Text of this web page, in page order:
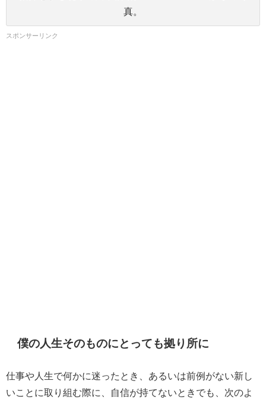
真。
スポンサーリンク
僕の人生そのものにとっても拠り所に
仕事や人生で何かに迷ったとき、あるいは前例がない新し
いことに取り組む際に、自信が持てないときでも、次のよ